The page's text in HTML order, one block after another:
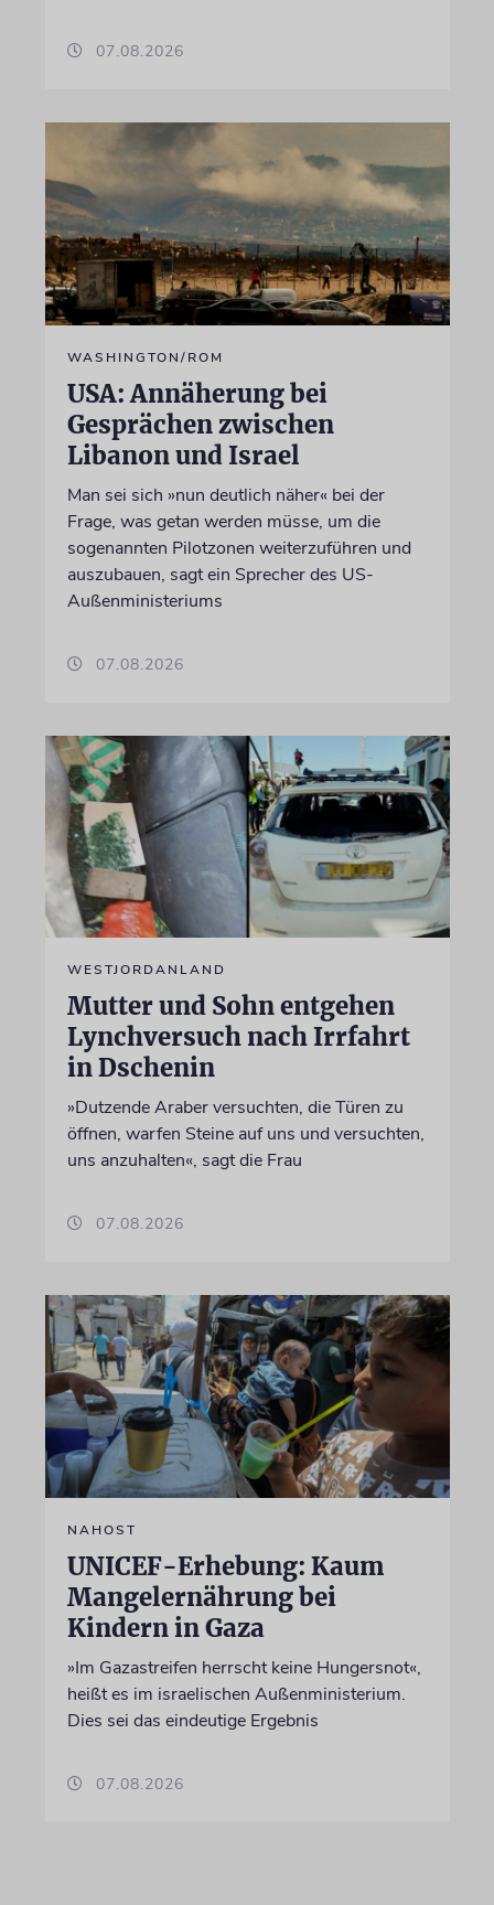
07.08.2026
WASHINGTON/ROM
USA: Annäherung bei
Gesprächen zwischen
Libanon und Israel
Man sei sich »nun deutlich näher« bei der
Frage, was getan werden müsse, um die
sogenannten Pilotzonen weiterzuführen und
auszubauen, sagt ein Sprecher des US-
Außenministeriums
07.08.2026
WESTJORDANLAND
Mutter und Sohn entgehen
Lynchversuch nach Irrfahrt
in Dschenin
»Dutzende Araber versuchten, die Türen zu
öffnen, warfen Steine auf uns und versuchten,
uns anzuhalten«, sagt die Frau
07.08.2026
NAHOST
UNICEF-Erhebung: Kaum
Mangelernährung bei
Kindern in Gaza
»Im Gazastreifen herrscht keine Hungersnot«,
heißt es im israelischen Außenministerium.
Dies sei das eindeutige Ergebnis
07.08.2026